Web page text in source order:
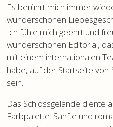
Es berührt mich immer
wunderschönen
Ich fühle mich geehrt und
wunderschönen Editorial,
mit einem internationalen
habe, auf der Startseite von
sein.
Das Schlossgelände diente
Farbpalette: Sanfte und